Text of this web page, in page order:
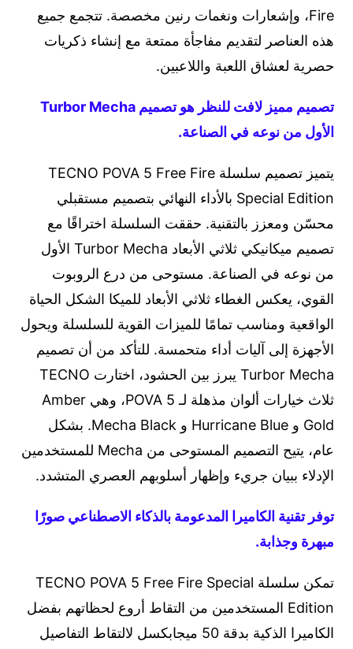
Fire، وإشعارات ونغمات رنين مخصصة. تتجمع جميع
هذه العناصر لتقديم مفاجأة ممتعة مع إنشاء ذكريات
حصرية لعشاق اللعبة واللاعبين.
تصميم مميز لافت للنظر هو تصميم Turbor Mecha
الأول من نوعه في الصناعة.
يتميز تصميم سلسلة TECNO POVA 5 Free Fire
Special Edition بالأداء النهائي بتصميم مستقبلي
محسّن ومعزز بالتقنية. حققت السلسلة اختراقًا مع
تصميم ميكانيكي ثلاثي الأبعاد Turbor Mecha الأول
من نوعه في الصناعة. مستوحى من درع الروبوت
القوي، يعكس الغطاء ثلاثي الأبعاد للميكا الشكل الحياة
الواقعية ومناسب تمامًا للميزات القوية للسلسلة ويحول
الأجهزة إلى آليات أداء متحمسة. للتأكد من أن تصميم
Turbor Mecha يبرز بين الحشود، اختارت TECNO
ثلاث خيارات ألوان مذهلة لـ POVA 5، وهي Amber
Gold و Hurricane Blue و Mecha Black. بشكل
عام، يتيح التصميم المستوحى من Mecha للمستخدمين
الإدلاء ببيان جريء وإظهار أسلوبهم العصري المتشدد.
توفر تقنية الكاميرا المدعومة بالذكاء الاصطناعي صورًا
مبهرة وجذابة.
تمكن سلسلة TECNO POVA 5 Free Fire Special
Edition المستخدمين من التقاط أروع لحظاتهم بفضل
الكاميرا الذكية بدقة 50 ميجابكسل لالتقاط التفاصيل